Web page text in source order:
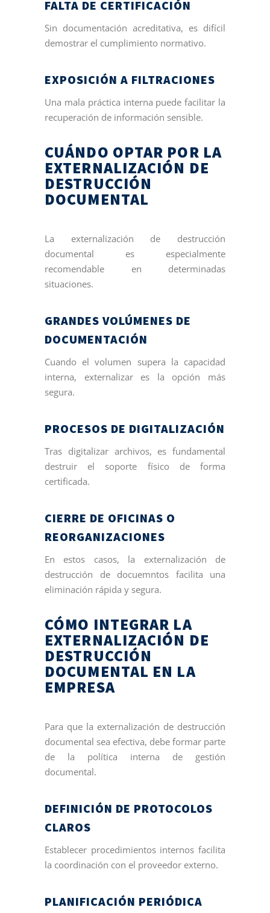
FALTA DE CERTIFICACIÓN
Sin documentación acreditativa, es difícil
demostrar el cumplimiento normativo.
EXPOSICIÓN A FILTRACIONES
Una mala práctica interna puede facilitar la
recuperación de información sensible.
CUÁNDO OPTAR POR LA
EXTERNALIZACIÓN DE
DESTRUCCIÓN
DOCUMENTAL
La externalización de destrucción
documental es especialmente
recomendable en determinadas
situaciones.
GRANDES VOLÚMENES DE
DOCUMENTACIÓN
Cuando el volumen supera la capacidad
interna, externalizar es la opción más
segura.
PROCESOS DE DIGITALIZACIÓN
Tras digitalizar archivos, es fundamental
destruir el soporte físico de forma
certificada.
CIERRE DE OFICINAS O
REORGANIZACIONES
En estos casos, la externalización de
destrucción de docuemntos facilita una
eliminación rápida y segura.
CÓMO INTEGRAR LA
EXTERNALIZACIÓN DE
DESTRUCCIÓN
DOCUMENTAL EN LA
EMPRESA
Para que la externalización de destrucción
documental sea efectiva, debe formar parte
de la política interna de gestión
documental.
DEFINICIÓN DE PROTOCOLOS
CLAROS
Establecer procedimientos internos facilita
la coordinación con el proveedor externo.
PLANIFICACIÓN PERIÓDICA